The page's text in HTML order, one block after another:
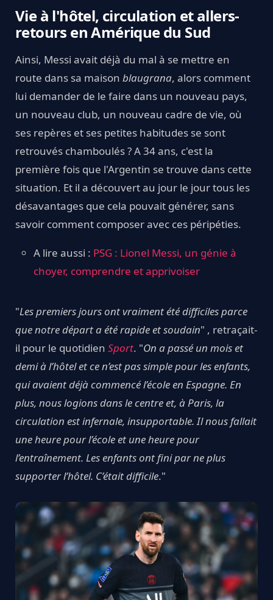
Vie à l'hôtel, circulation et allers-
retours en Amérique du Sud
Ainsi, Messi avait déjà du mal à se mettre en
route dans sa maison blaugrana, alors comment
lui demander de le faire dans un nouveau pays,
un nouveau club, un nouveau cadre de vie, où
ses repères et ses petites habitudes se sont
retrouvés chamboulés ? A 34 ans, c'est la
première fois que l'Argentin se trouve dans cette
situation. Et il a découvert au jour le jour tous les
désavantages que cela pouvait générer, sans
savoir comment composer avec ces péripéties.
A lire aussi : PSG : Lionel Messi, un génie à
choyer, comprendre et apprivoiser
"Les premiers jours ont vraiment été difficiles parce
que notre départ a été rapide et soudain" , retraçait-
il pour le quotidien Sport. "On a passé un mois et
demi à l’hôtel et ce n’est pas simple pour les enfants,
qui avaient déjà commencé l’école en Espagne. En
plus, nous logions dans le centre et, à Paris, la
circulation est infernale, insupportable. Il nous fallait
une heure pour l’école et une heure pour
l’entraînement. Les enfants ont fini par ne plus
supporter l’hôtel. C’était difficile."